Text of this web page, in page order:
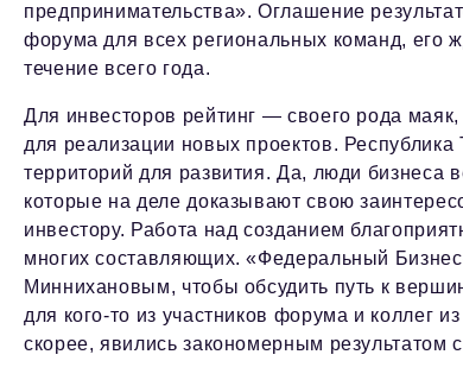
предпринимательства». Оглашение
форума для всех региональных команд, его
течение всего года.
Для инвесторов рейтинг — своего рода
для реализации новых проектов.
территорий для развития. Да, люди
которые на деле доказывают свою
инвестору. Работа над созданием
многих составляющих. «Федеральный
Миннихановым, чтобы обсудить путь к
для кого-то из участников форума и коллег
скорее, явились закономерным результатом